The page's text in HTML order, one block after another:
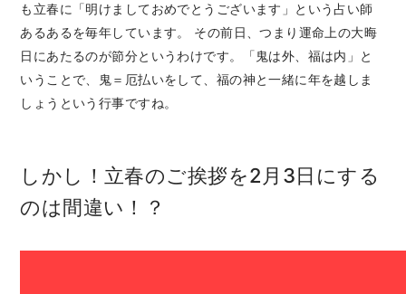
も立春に「明けましておめでとうございます」という占い師
あるあるを毎年しています。 その前日、つまり運命上の大晦
日にあたるのが節分というわけです。「鬼は外、福は内」と
いうことで、鬼＝厄払いをして、福の神と一緒に年を越しま
しょうという行事ですね。
しかし！立春のご挨拶を2月3日にする
のは間違い！？